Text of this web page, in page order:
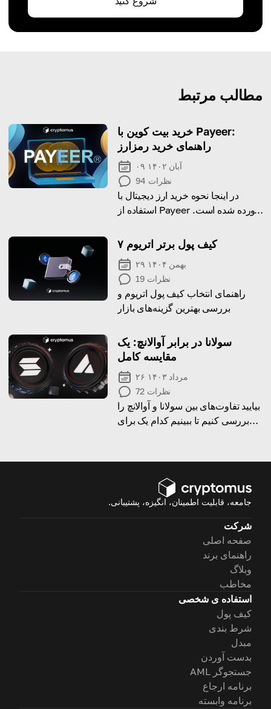
مطالب مرتبط
خرید بیت کوین با Payeer:
راهنمای خرید رمزارز
۰۹ آبان ۱۴۰۲
94 نظرات
در اینجا نحوه خرید ارز دیجیتال با
استفاده از Payeer آورده شده است.
۷ کیف پول برتر اتریوم
۲۹ بهمن ۱۴۰۴
19 نظرات
راهنمای انتخاب کیف پول اتریوم و
بررسی بهترین گزینه‌های بازار
سولانا در برابر آوالانچ: یک
مقایسه کامل
۲۶ مرداد ۱۴۰۳
72 نظرات
بیایید تفاوت‌های بین سولانا و آوالانچ را
بررسی کنیم تا ببینیم کدام یک برای
جامعه، قابلیت اطمینان، انگیزه، پشتیبانی.
شرکت
صفحه اصلی
راهنمای برند
وبلاگ
مخاطب
استفاده ی شخصی
کیف پول
شرط بندی
مبدل
بدست آوردن
جستجوگر AML
برنامه ارجاع
برنامه وابسته